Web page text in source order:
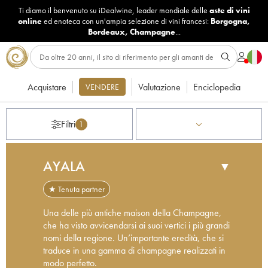
Ti diamo il benvenuto su iDealwine, leader mondiale delle aste di vini
onlineed enoteca con un'ampia selezione di vini francesi: Borgogna,
Bordeaux, Champagne...
Acquistare VENDERE Valutazione Enciclopedia
Filtri 1
AYALA ▼
★ Tenuta partner
Una delle più antiche maison della Champagne,
che ha visto avvicendarsi ai suoi vertici i più grandi
nomi della regione. Un’importante eredità, che si
traduce in una gamma di champagne realizzati in
modo perfetto.